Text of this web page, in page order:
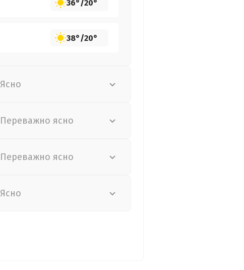
36°/20°
38°/20°
Ясно
Переважно ясно
Переважно ясно
Ясно